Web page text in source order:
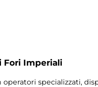
Fori Imperiali
specializzati,